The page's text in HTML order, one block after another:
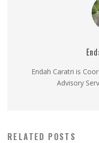
Endah Caratri is
Advisory
RELATED POSTS